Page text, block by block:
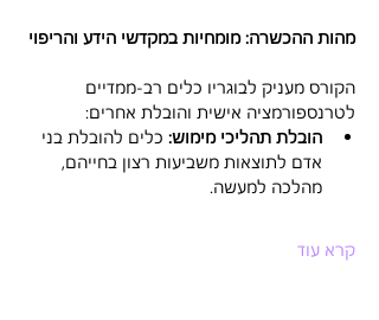
מהות ההכשרה: מומחיות במקדשי הידע והריפוי
הקורס מעניק לבוגריו כלים רב-ממדיים
לטרנספורמציה אישית והובלת אחרים:
הובלת תהליכי מימוש: כלים להובלת בני
אדם לתוצאות משביעות רצון בחייהם,
מהלכה למעשה.
קרא עוד